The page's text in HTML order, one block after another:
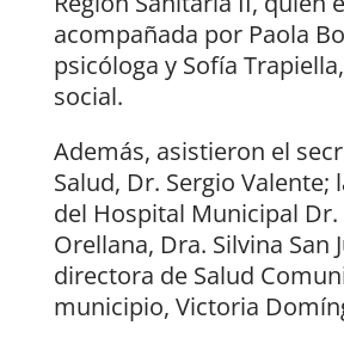
acompañada por Paola
psicóloga y Sofía
social.
Además, asistieron el
Salud, Dr. Sergio Valente;
del Hospital Municipal Dr.
Orellana, Dra. Silvina San
directora de Salud
municipio, Victoria